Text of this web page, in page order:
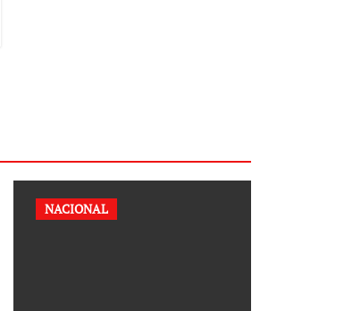
NACIONAL